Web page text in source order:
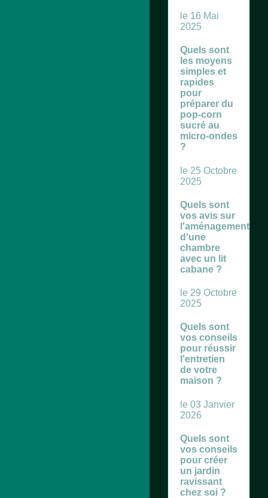
le 16 Mai
2025
Quels sont
les moyens
simples et
rapides
pour
préparer du
pop-corn
sucré au
micro-ondes
?
le 25 Octobre
2025
Quels sont
vos avis sur
l'aménagement
d'une
chambre
avec un lit
cabane ?
le 29 Octobre
2025
Quels sont
vos conseils
pour réussir
l'entretien
de votre
maison ?
le 03 Janvier
2026
Quels sont
vos conseils
pour créer
un jardin
ravissant
chez soi ?